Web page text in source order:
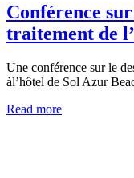
Conférence
traitement de
Une conférence sur le
àl’hôtel de Sol Azur
Read more